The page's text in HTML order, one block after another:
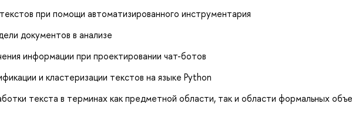
при помощи автоматизированного инструментария
документов в анализе
информации при проектировании чат-ботов
и кластеризации текстов на языке Python
текста в терминах как предметной области, так и области формальных